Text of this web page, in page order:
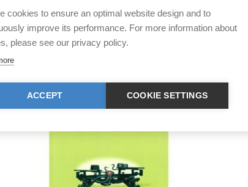
weiterlesen
cookies to ensure an optimal website design and to
improve its performance. For more information about
please see our privacy policy.
ACCEPT COOKIE SETTINGS